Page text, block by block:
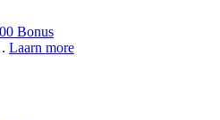
Bonus
. Laarn more